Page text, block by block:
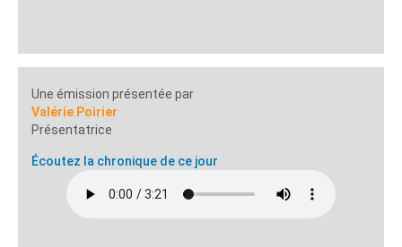
Une émission présentée par
Valérie Poirier
Présentatrice
Écoutez la chronique de ce jour